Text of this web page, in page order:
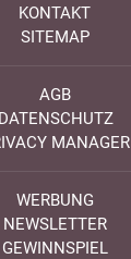
KONTAKT
SITEMAP
AGB
DATENSCHUTZ
MANAGER
WERBUNG
NEWSLETTER
GEWINNSPIEL